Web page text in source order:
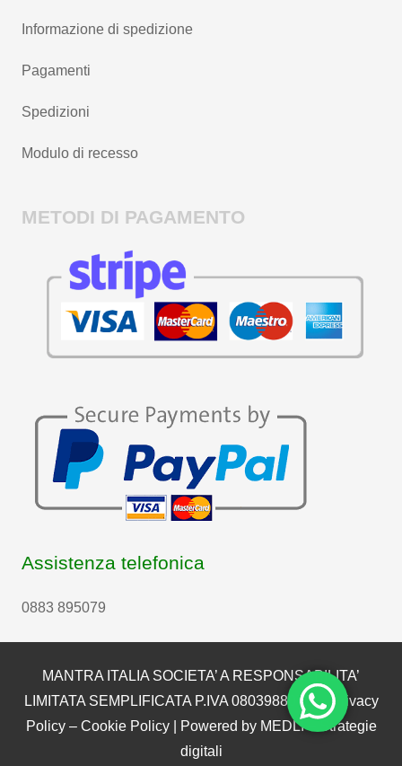
Informazione di spedizione
Pagamenti
Spedizioni
Modulo di recesso
METODI DI PAGAMENTO
Assistenza telefonica
0883 895079
MANTRA ITALIA SOCIETA’ A RESPONSABILITA’
LIMITATA SEMPLIFICATA P.IVA 08039880722 | Privacy
Policy– Cookie Policy| Powered by MEDLI – Strategie
digitali